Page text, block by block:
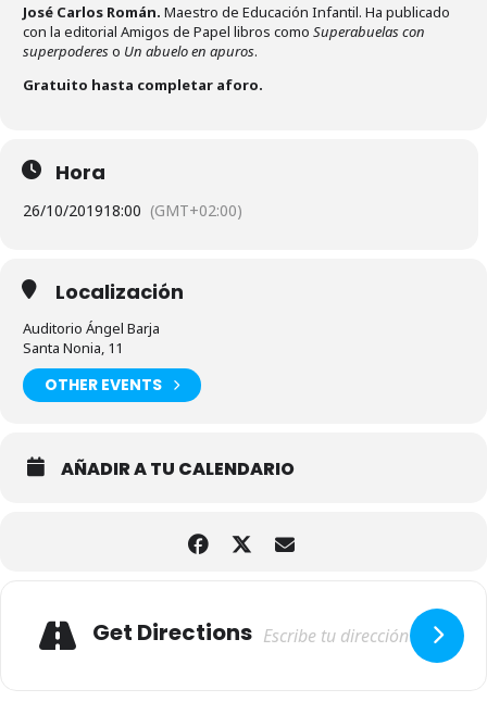
José Carlos Román. Maestro de Educación Infantil. Ha publicado
con la editorial Amigos de Papel libros como Superabuelas con
superpodereso Un abuelo en apuros.
Gratuito hasta completar aforo.
Hora
26/10/201918:00 (GMT+02:00)
Localización
Auditorio Ángel Barja
Santa Nonia, 11
OTHER EVENTS
AÑADIR A TU CALENDARIO
Get Directions